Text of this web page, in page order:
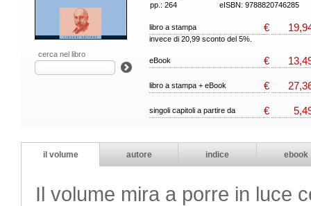
cerca nel libro
pp.: 264
eISBN: 9788820746285
libro a stampa €
invece di 20,99 sconto del 5%.
eBook €
libro a stampa + eBook €
singoli capitoli a partire da €
il volume autore indice ebook
Il volume mira a porre in luce